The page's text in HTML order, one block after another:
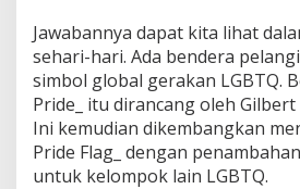
Jawabannya dapat kita lihat
sehari-hari. Ada bendera
simbol global gerakan LGBTQ.
Pride_ itu dirancang oleh Gilbert
Ini kemudian dikembangkan
Pride Flag_ dengan
untuk kelompok lain LGBTQ.